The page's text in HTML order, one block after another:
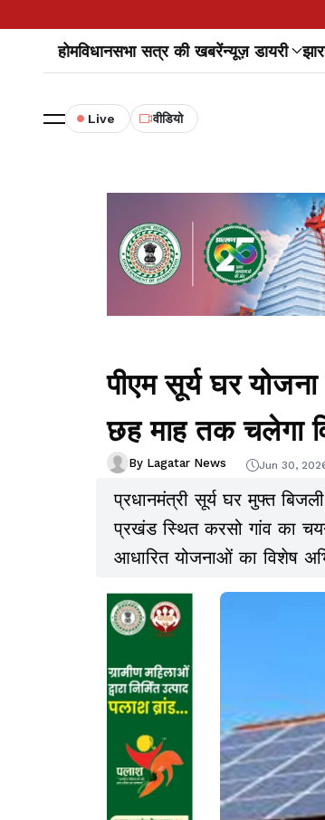
होमविधानसभा सत्र की खबरेंन्यूज़ डायरी
Live वीडियो
पीएम सूर्य घर
छह माह तक चलेगा
By Lagatar News Jun 30,
प्रधानमंत्री सूर्य घर मुफ्त
प्रखंड स्थित करसो गांव का
आधारित योजनाओं का विशेष
जोड़ना, बिजली खर्च कम
है.